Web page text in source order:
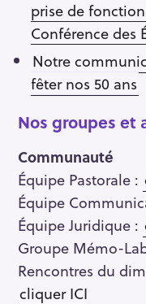
prise de
Conférence des
Notre
fêter nos 50 ans
Nos groupes et
Communauté
Équipe Pastorale :
Équipe
Équipe Juridique :
Groupe Mémo-
Rencontres du
cliquer ICI
S
e
a